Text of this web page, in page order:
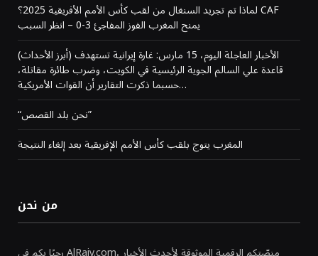
لماذا تم تجريد السنغال من لقب كأس الأمم الأفريقية 2025؟ CAF
يمنح المغرب الفوز المفاجئ 3-0 – انظر السبب
(أبرز الأحداث) الأخبار العاجلة اليوم، 15 مارس: غارة إيرانية تستهدف
قاعدة علي السالم الجوية الرئيسية في الكويت، وضرب طائرة مقاتلة،
حسبما ذكرت التقارير أن القوات الأمريكية…
“نحن بلد القصص”
المغرب يتوج بلقب كأس الأمم الإفريقية بعد إلغاء النتيجة
من نحن